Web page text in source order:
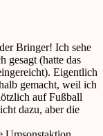
Bringer! Ich sehe
gesagt (hatte das
Eigentlich
gemacht, weil ich
auf Fußball
dazu, aber die